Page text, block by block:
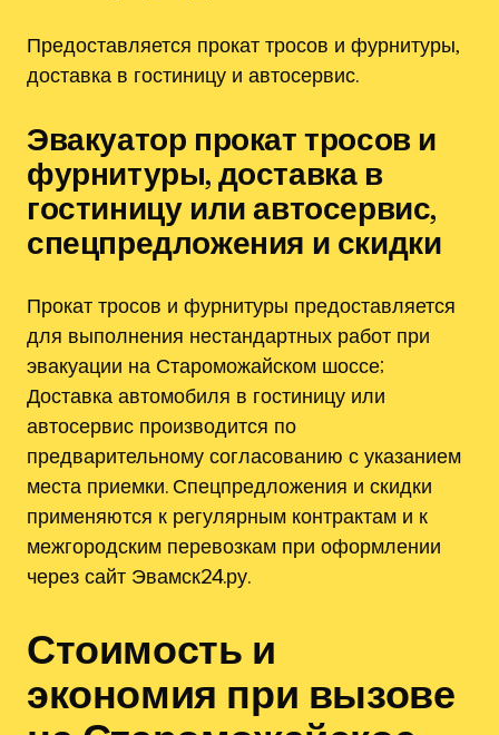
Предоставляется прокат тросов и фурнитуры,
доставка в гостиницу и автосервис.
Эвакуатор прокат тросов и
фурнитуры, доставка в
гостиницу или автосервис,
спецпредложения и скидки
Прокат тросов и фурнитуры предоставляется
для выполнения нестандартных работ при
эвакуации на Староможайском шоссе;
Доставка автомобиля в гостиницу или
автосервис производится по
предварительному согласованию с указанием
места приемки. Спецпредложения и скидки
применяются к регулярным контрактам и к
межгородским перевозкам при оформлении
через сайт Эвамск24.ру.
Стоимость и
экономия при вызове